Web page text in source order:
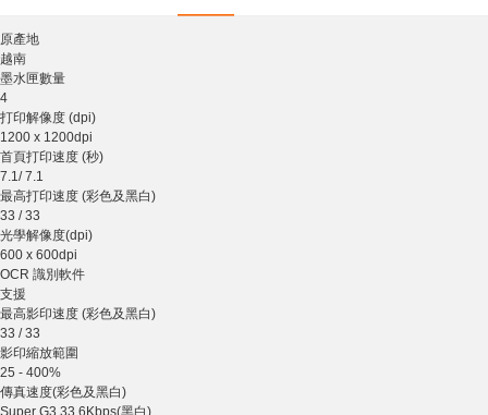
原產地
越南
墨水匣數量
4
打印解像度 (dpi)
1200 x 1200dpi
首頁打印速度 (秒)
7.1/ 7.1
最高打印速度 (彩色及黑白)
33 / 33
光學解像度(dpi)
600 x 600dpi
OCR 識別軟件
支援
最高影印速度 (彩色及黑白)
33 / 33
影印縮放範圍
25 - 400%
傳真速度(彩色及黑白)
Super G3 33.6Kbps(黑白)